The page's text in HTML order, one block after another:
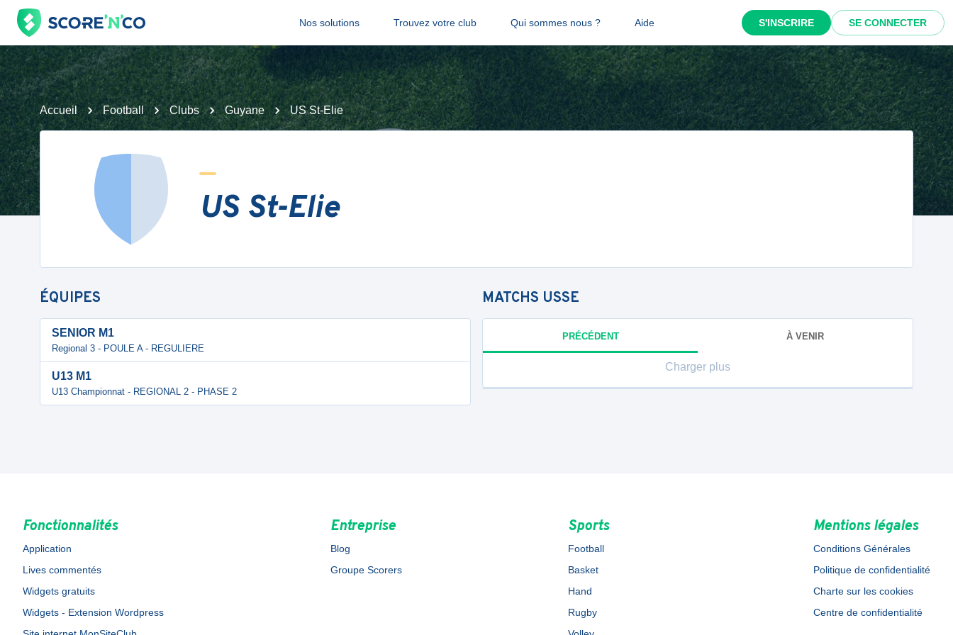
Nos solutions Trouvez votre club Qui sommes nous ? Aide S'INSCRIRE SE CONNECTER
Accueil Football Clubs Guyane US St-Elie
US St-Elie
ÉQUIPES
SENIOR M1
Regional 3 - POULE A - REGULIERE
U13 M1
U13 Championnat - REGIONAL 2 - PHASE 2
MATCHS USSE
PRÉCÉDENT À VENIR
Charger plus
Fonctionnalités
Application
Lives commentés
Widgets gratuits
Widgets - Extension Wordpress
Entreprise
Blog
Groupe Scorers
Sports
Football
Basket
Hand
Rugby
Mentions légales
Conditions Générales
Politique de confidentialité
Charte sur les cookies
Centre de confidentialité